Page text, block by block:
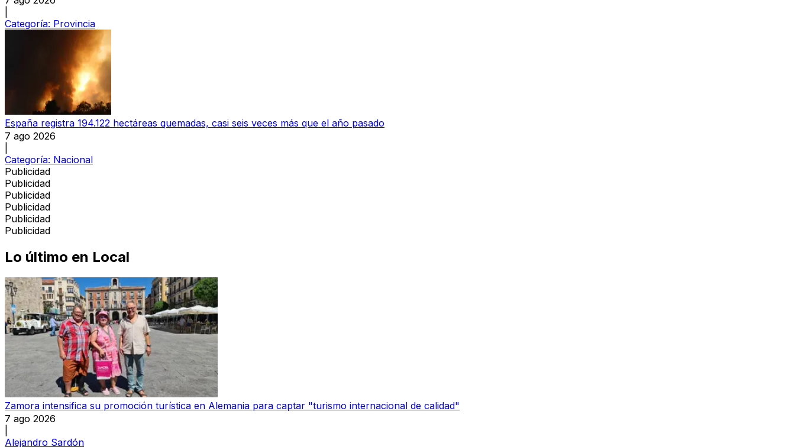
Categoría: Provincia
España registra 194.122 hectáreas quemadas, casi seis veces más que el año pasado
7 ago 2026
Categoría: Nacional
Publicidad
Publicidad
Publicidad
Publicidad
Publicidad
Publicidad
Lo último en Local
Zamora intensifica su promoción turística en Alemania para captar "turismo internacional de calidad"
7 ago 2026
Alejandro Sardón